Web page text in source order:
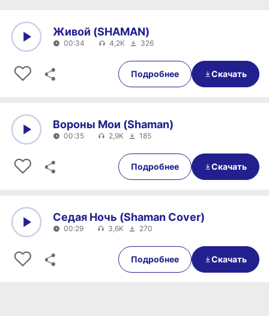
00:34
Живой (SHAMAN)
00:34 4,2K 326
Подробнее Скачать
00:35
Вороны Мои (Shaman)
00:35 2,9K 185
Подробнее Скачать
00:29
Седая Ночь (Shaman Cover)
00:29 3,6K 270
Подробнее Скачать